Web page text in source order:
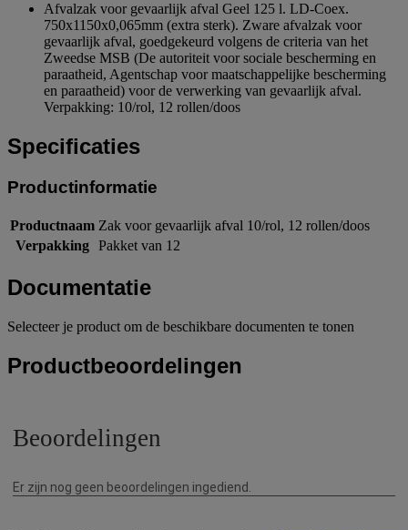
Afvalzak voor gevaarlijk afval Geel 125 l. LD-Coex.
750x1150x0,065mm (extra sterk). Zware afvalzak voor
gevaarlijk afval, goedgekeurd volgens de criteria van het
Zweedse MSB (De autoriteit voor sociale bescherming en
paraatheid, Agentschap voor maatschappelijke bescherming
en paraatheid) voor de verwerking van gevaarlijk afval.
Verpakking: 10/rol, 12 rollen/doos
Specificaties
Productinformatie
Productnaam Zak voor gevaarlijk afval 10/rol, 12 rollen/doos
Verpakking Pakket van 12
Documentatie
Selecteer je product om de beschikbare documenten te tonen
Productbeoordelingen